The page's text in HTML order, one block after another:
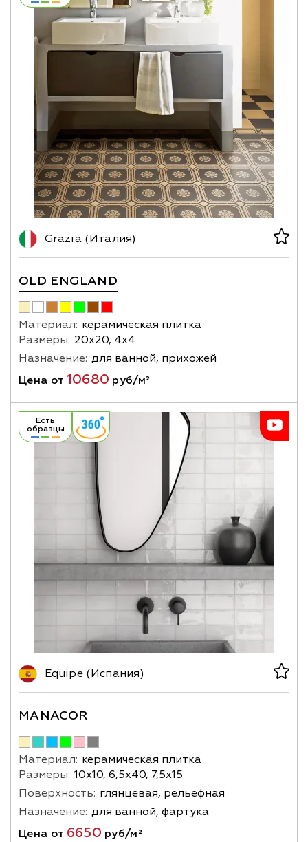
Grazia (Италия)
OLD ENGLAND
Материал: керамическая плитка
Размеры: 20х20, 4х4
Назначение: для ванной, прихожей
Цена от 10680 руб/м²
Есть
образцы
Equipe (Испания)
MANACOR
Материал: керамическая плитка
Размеры: 10х10, 6,5х40, 7,5х15
Поверхность: глянцевая, рельефная
Назначение: для ванной, фартука
Цена от 6650 руб/м²